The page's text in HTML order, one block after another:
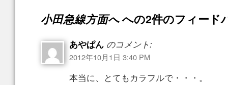
小田急線方面へへの2件のフィード
あやぱん のコメント:
2012年10月1日 3:40 PM
本当に、とてもカラフルで・・・。